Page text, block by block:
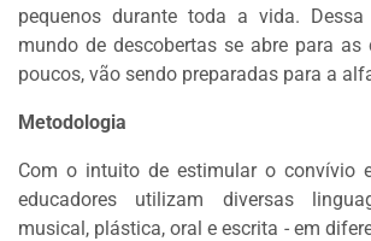
pequenos durante toda a vida.
mundo de descobertas se abre para as
poucos, vão sendo preparadas para a
Metodologia
Com o intuito de estimular o convívio
educadores utilizam diversas
musical, plástica, oral e escrita - em